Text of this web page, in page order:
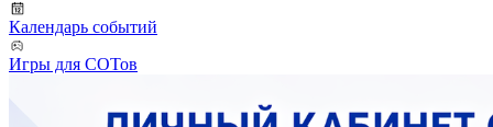
Календарь событий
Игры для СОТов